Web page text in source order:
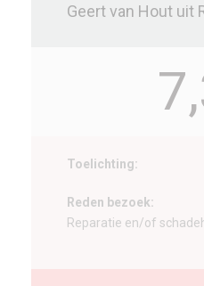
Geert van Hout uit
Toelichting:
Reden bezoek:
Reparatie en/of